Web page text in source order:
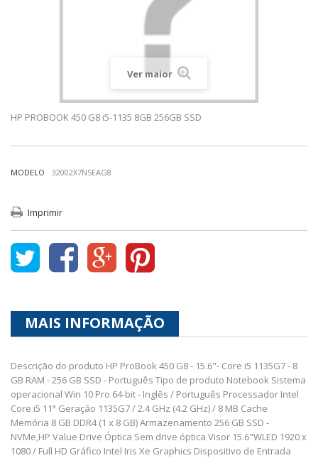
Ver maior
HP PROBOOK 450 G8 i5-1135 8GB 256GB SSD
MODELO 32002X7N5EAG8
Imprimir
MAIS INFORMAÇÃO
Descrição do produto HP ProBook 450 G8 - 15.6"- Core i5 1135G7 - 8
GB RAM - 256 GB SSD - Português Tipo de produto Notebook Sistema
operacional Win 10 Pro 64-bit - Inglês / Português Processador Intel
Core i5 11ª Geração 1135G7 / 2.4 GHz (4.2 GHz) / 8 MB Cache
Memória 8 GB DDR4 (1 x 8 GB) Armazenamento 256 GB SSD -
NVMe,HP Value Drive Óptica Sem drive óptica Visor 15.6"WLED 1920 x
1080 / Full HD Gráfico Intel Iris Xe Graphics Dispositivo de Entrada